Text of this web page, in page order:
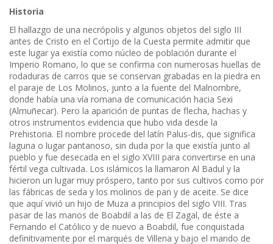
Historia
El hallazgo de una necrópolis y algunos objetos del siglo III
antes de Cristo en el Cortijo de la Cuesta permite admitir que
este lugar ya existía como núcleo de población durante el
Imperio Romano, lo que se confirma con numerosas huellas de
rodaduras de carros que se conservan grabadas en la piedra en
el paraje de Los Molinos, junto a la fuente del Malnombre,
donde había una vía romana de comunicación hacia Sexi
(Almuñecar). Pero la aparición de puntas de flecha, hachas y
otros instrumentos evidencia que hubo vida desde la
Prehistoria. El nombre procede del latín Palus-dis, que significa
laguna o lugar pantanoso, sin duda por la que existía junto al
pueblo y fue desecada en el siglo XVIII para convertirse en una
fértil vega cultivada. Los islámicos la llamaron Al Badul y la
hicieron un lugar muy próspero, tanto por sus cultivos como por
las fábricas de seda y los molinos de pan y de aceite. Se dice
que aquí vivió un hijo de Muza a principios del siglo VIII. Tras
pasar de las manos de Boabdil a las de El Zagal, de éste a
Fernando el Católico y de nuevo a Boabdil, fue conquistada
definitivamente por el marqués de Villena y bajo el mando de